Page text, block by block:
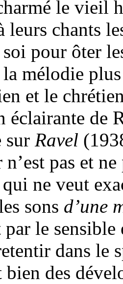
le vieil
leurs chants
soi pour ôter
mélodie
et le
éclairante de
sur Ravel
pas et
qui ne veut
sons d’une
le sensible
dans le
bien des